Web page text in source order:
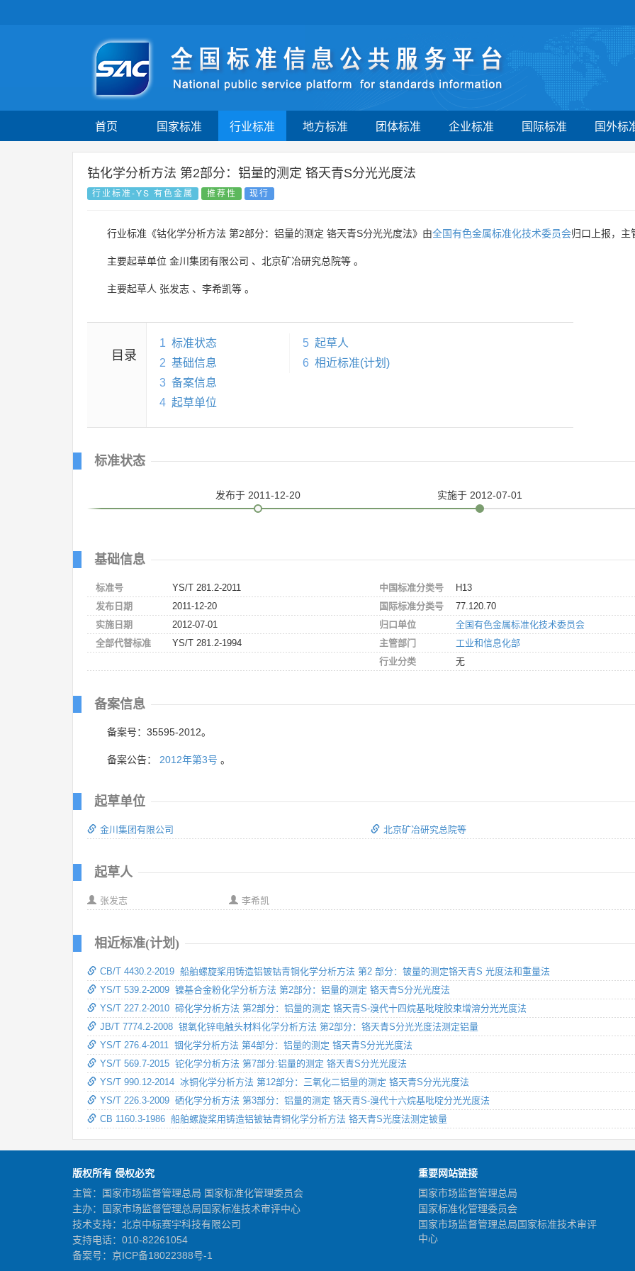
首页 国家标准 行业标准 地方标准 团体标准 企业标准 国际标准 国外标
钴化学分析方法 第2部分：铝量的测定 铬天青S分光光度法
行业标准-YS 有色金属 推荐性 现行
行业标准《钴化学分析方法 第2部分：铝量的测定 铬天青S分光光度法》由全国有色金属标准化技术委员会归口上报，主
主要起草单位 金川集团有限公司 、 北京矿冶研究总院等 。
主要起草人 张发志 、 李希凯等 。
目录
1 标准状态
2 基础信息
3 备案信息
4 起草单位
5 起草人
6 相近标准(计划)
标准状态
发布于 2011-12-20 实施于 2012-07-01
基础信息
标准号
YS/T 281.2-2011
发布日期
2011-12-20
实施日期
2012-07-01
全部代替标准
YS/T 281.2-1994
中国标准分类号
H13
国际标准分类号
77.120.70
归口单位
全国有色金属标准化技术委员会
主管部门
工业和信息化部
行业分类
无
备案信息
备案号：35595-2012。
备案公告： 2012年第3号 。
起草单位
金川集团有限公司 北京矿冶研究总院等
起草人
张发志 李希凯
相近标准(计划)
CB/T 4430.2-2019 船舶螺旋桨用铸造铝铍钴青铜化学分析方法 第2 部分：铍量的测定铬天青S 光度法和重量法
YS/T 539.2-2009 镍基合金粉化学分析方法 第2部分：铝量的测定 铬天青S分光光度法
YS/T 227.2-2010 碲化学分析方法 第2部分：铝量的测定 铬天青S-溴代十四烷基吡啶胶束增溶分光光度法
JB/T 7774.2-2008 银氧化锌电触头材料化学分析方法 第2部分：铬天青S分光光度法测定铝量
YS/T 276.4-2011 铟化学分析方法 第4部分：铝量的测定 铬天青S分光光度法
YS/T 569.7-2015 铊化学分析方法 第7部分:铝量的测定 铬天青S分光光度法
YS/T 990.12-2014 冰铜化学分析方法 第12部分：三氧化二铝量的测定 铬天青S分光光度法
YS/T 226.3-2009 硒化学分析方法 第3部分：铝量的测定 铬天青S-溴代十六烷基吡啶分光光度法
CB 1160.3-1986 船舶螺旋桨用铸造铝铍钴青铜化学分析方法 铬天青S光度法测定铍量
版权所有 侵权必究
主管：国家市场监督管理总局 国家标准化管理委员会
主办：国家市场监督管理总局国家标准技术审评中心
技术支持：北京中标赛宇科技有限公司
支持电话：010-82261054
备案号： 京ICP备18022388号-1
重要网站链接
国家市场监督管理总局
国家标准化管理委员会
国家市场监督管理总局国家标准技术审评
中心